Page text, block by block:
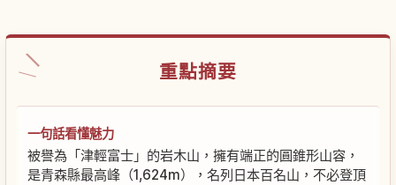
重點摘要
一句話看懂魅力
被譽為「津輕富士」的岩木山，擁有端正的圓錐形山容，
是青森縣最高峰（1,624m），名列日本百名山，不必登頂